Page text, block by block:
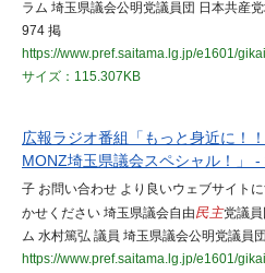
ラム 埼玉県議会公明党議員団 日本共産
974 掲
https://www.pref.saitama.lg.jp/e1601/
サイズ：115.307KB
広報ラジオ番組「もっと身近に！
MONZ埼玉県議会スペシャル！」
子 お問い合わせ より良いウェブサイト
かせください 埼玉県議会自由民主党議
ム 水村篤弘 議員 埼玉県議会公明党議員
https://www.pref.saitama.lg.jp/e1601/